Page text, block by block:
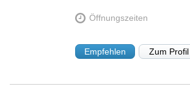
Öffnungszeiten
Empfehlen Zum Profil